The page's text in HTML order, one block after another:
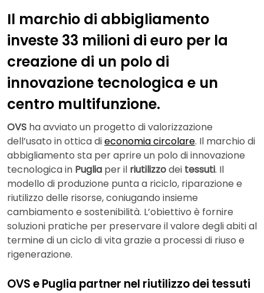
Il marchio di abbigliamento
investe 33 milioni di euro per la
creazione di un polo di
innovazione tecnologica e un
centro multifunzione.
OVS ha avviato un progetto di valorizzazione
dell’usato in ottica dieconomia circolare. Il marchio di
abbigliamento sta per aprire un polo di innovazione
tecnologica in Puglia per il riutilizzodei tessuti. Il
modello di produzione punta a riciclo, riparazione e
riutilizzo delle risorse, coniugando insieme
cambiamento e sostenibilità. L’obiettivo è fornire
soluzioni pratiche per preservare il valore degli abiti al
termine di un ciclo di vita grazie a processi di riuso e
rigenerazione.
OVS e Puglia partner nel riutilizzo dei tessuti